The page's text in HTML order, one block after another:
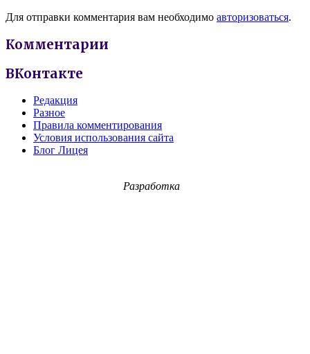
Для отправки комментария вам необходимо авторизоваться.
Комментарии
ВКонтакте
Редакция
Разное
Правила комментирования
Условия использования сайта
Блог Лицея
Разработка